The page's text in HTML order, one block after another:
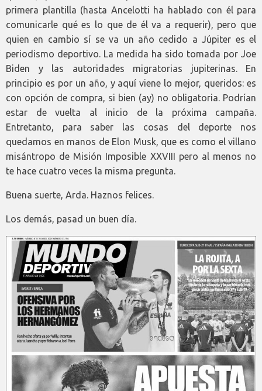
primera plantilla (hasta Ancelotti ha hablado con él para
comunicarle qué es lo que de él va a requerir), pero que
quien en cambio sí se va un año cedido a Júpiter es el
periodismo deportivo. La medida ha sido tomada por Joe
Biden y las autoridades migratorias jupiterinas. En
principio es por un año, y aquí viene lo mejor, queridos: es
con opción de compra, si bien (ay) no obligatoria. Podrían
estar de vuelta al inicio de la próxima campaña.
Entretanto, para saber las cosas del deporte nos
quedamos en manos de Elon Musk, que es como el villano
misántropo de Misión Imposible XXVIII pero al menos no
te hace cuatro veces la misma pregunta.
Buena suerte, Arda. Haznos felices.
Los demás, pasad un buen día.